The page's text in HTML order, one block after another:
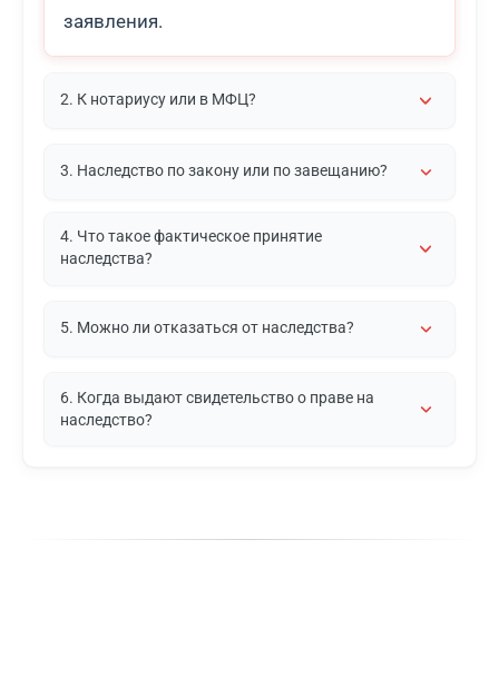
заявления.
2. К нотариусу или в МФЦ?
3. Наследство по закону или по завещанию?
4. Что такое фактическое принятие
наследства?
5. Можно ли отказаться от наследства?
6. Когда выдают свидетельство о праве на
наследство?